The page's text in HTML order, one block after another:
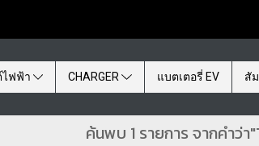
ฟฟ้า CHARGER แบตเตอรี่ EV สั
ค้นพบ 1 รายการ จากคำว่